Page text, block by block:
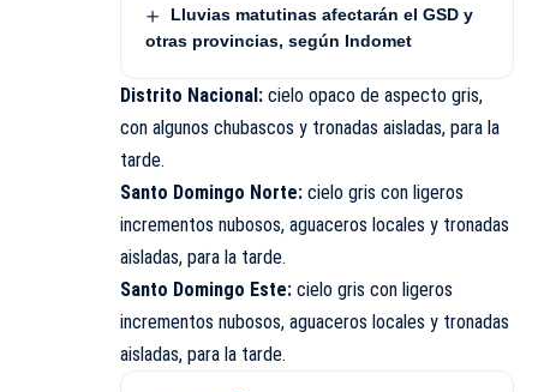
Lluvias matutinas afectarán el GSD y
otras provincias, según Indomet
Distrito Nacional: cielo opaco de aspecto gris,
con algunos chubascos y tronadas aisladas, para la
tarde.
Santo Domingo Norte: cielo gris con ligeros
incrementos nubosos, aguaceros locales y tronadas
aisladas, para la tarde.
Santo Domingo Este: cielo gris con ligeros
incrementos nubosos, aguaceros locales y tronadas
aisladas, para la tarde.